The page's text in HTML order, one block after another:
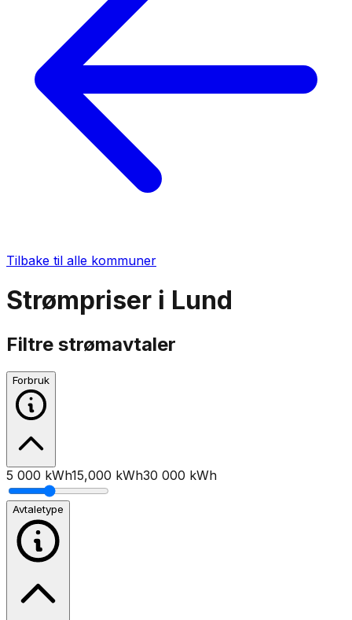
Tilbake til alle kommuner
Strømpriser i Lund
Filtre strømavtaler
Forbruk
5 000 kWh15,000 kWh30 000 kWh
Avtaletype